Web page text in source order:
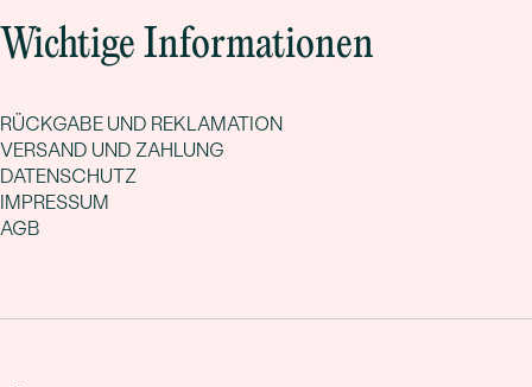
Wichtige Informationen
RÜCKGABE UND REKLAMATION
VERSAND UND ZAHLUNG
DATENSCHUTZ
IMPRESSUM
AGB